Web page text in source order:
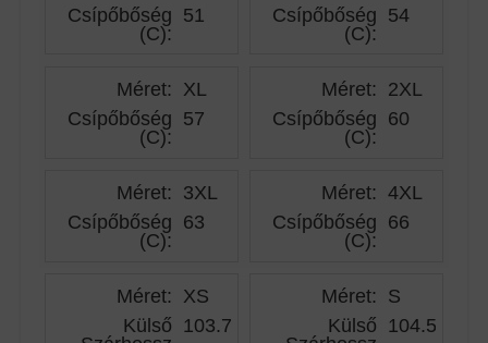
Csípőbőség
(C):
51
Csípőbőség
(C):
54
Méret: XL
Csípőbőség
(C):
57
Méret: 2XL
Csípőbőség
(C):
60
Méret: 3XL
Csípőbőség
(C):
63
Méret: 4XL
Csípőbőség
(C):
66
Méret: XS
Külső 103.75
Méret: S
Külső 104.50